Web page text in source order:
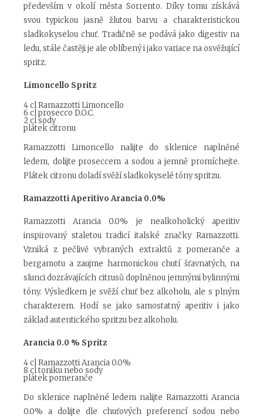
především v okolí města Sorrento. Díky tomu získává
svou typickou jasně žlutou barvu a charakteristickou
sladkokyselou chuť. Tradičně se podává jako digestiv na
ledu, stále častěji je ale oblíbený i jako variace na osvěžující
spritz.
Limoncello Spritz
4 cl Ramazzotti Limoncello
6 cl prosecco D.O.C.
2 cl sody
plátek citronu
Ramazzotti Limoncello nalijte do sklenice naplněné
ledem, dolijte proseccem a sodou a jemně promíchejte.
Plátek citronu doladí svěží sladkokyselé tóny spritzu.
Ramazzotti Aperitivo Arancia 0.0%
Ramazzotti Arancia 0.0% je nealkoholický aperitiv
inspirovaný staletou tradicí italské značky Ramazzotti.
Vzniká z pečlivě vybraných extraktů z pomeranče a
bergamotu a zaujme harmonickou chutí šťavnatých, na
slunci dozrávajících citrusů doplněnou jemnými bylinnými
tóny. Výsledkem je svěží chuť bez alkoholu, ale s plným
charakterem. Hodí se jako samostatný aperitiv i jako
základ autentického spritzu bez alkoholu.
Arancia 0.0 % Spritz
4 cl Ramazzotti Arancia 0.0%
8 cl toniku nebo sody
plátek pomeranče
Do sklenice naplněné ledem nalijte Ramazzotti Arancia
0.0% a dolijte dle chuťových preferencí sodou nebo